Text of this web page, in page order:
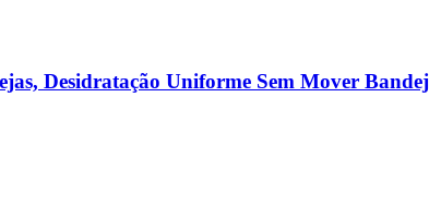
Desidratação Uniforme Sem Mover